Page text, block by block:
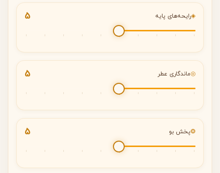
◈رایحه‌های پایه 5
◎ماندگاری عطر 5
❂پخش بو 5